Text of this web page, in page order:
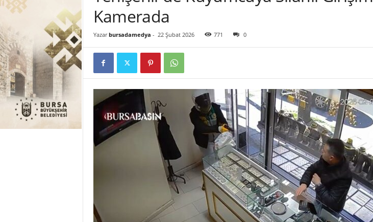
Kamerada
Yazar bursadamedya - 22 Şubat 2026 771 0